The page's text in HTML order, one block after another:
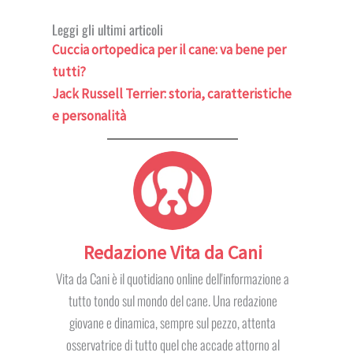
Leggi gli ultimi articoli
Cuccia ortopedica per il cane: va bene per
tutti?
Jack Russell Terrier: storia, caratteristiche
e personalità
Redazione Vita da Cani
Vita da Cani è il quotidiano online dell'informazione a
tutto tondo sul mondo del cane. Una redazione
giovane e dinamica, sempre sul pezzo, attenta
osservatrice di tutto quel che accade attorno al